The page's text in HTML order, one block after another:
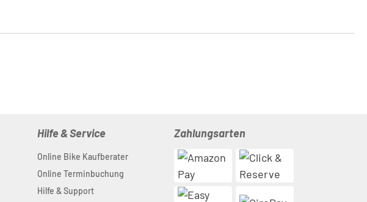
Hilfe & Service
Online Bike Kaufberater
Online Terminbuchung
Hilfe & Support
Zahlungsarten